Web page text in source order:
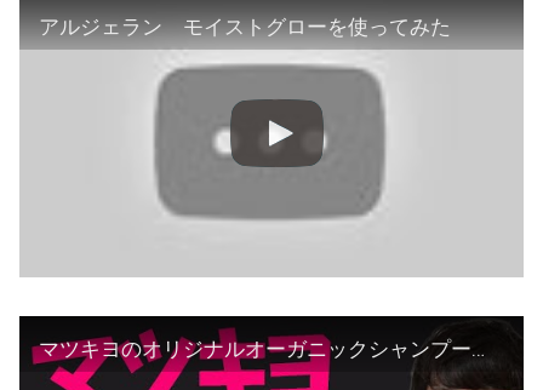
アルジェラン モイストグローを使ってみた
マツキヨのオリジナルオーガニックシャンプーを解説！香りが臭いって本当!?